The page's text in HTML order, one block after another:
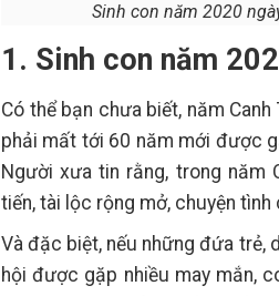
Sinh con năm 2020
1. Sinh con năm
Có thể bạn chưa biết, năm
phải mất tới 60 năm mới được
Người xưa tin rằng, trong năm
tiến, tài lộc rộng mở, chuyện
Và đặc biệt, nếu những đứa trẻ,
hội được gặp nhiều may mắn,